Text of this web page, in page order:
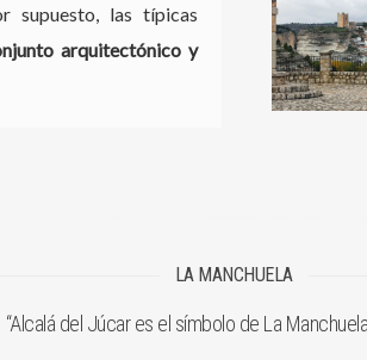
supuesto, las típicas
arquitectónico y
LA MANCHUELA
“Alcalá del Júcar es el símbolo de La